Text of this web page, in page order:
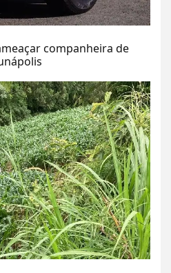
companheira de